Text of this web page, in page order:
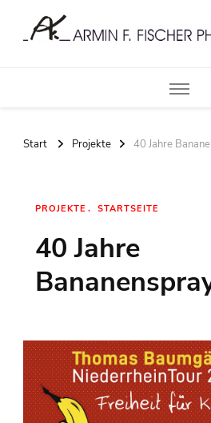
Start Projekte 40 Jahre
PROJEKTE STARTSEITE
40 Jahre